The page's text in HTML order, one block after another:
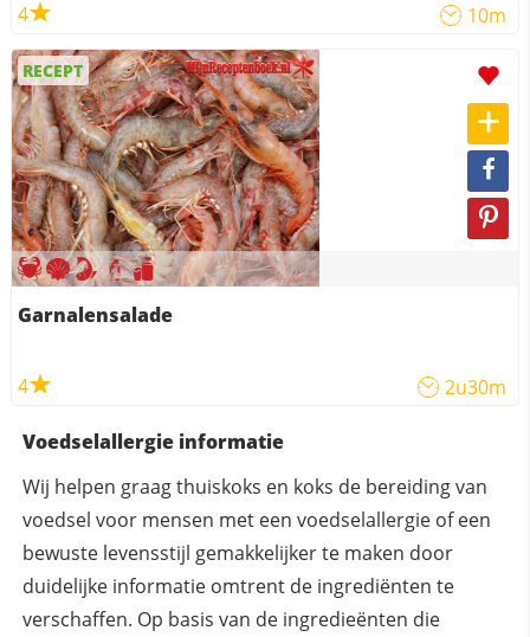
4 10m
RECEPT
Garnalensalade
4 2u30m
Voedselallergie informatie
Wij helpen graag thuiskoks en koks de bereiding van
voedsel voor mensen met een voedselallergie of een
bewuste levensstijl gemakkelijker te maken door
duidelijke informatie omtrent de ingrediënten te
verschaffen. Op basis van de ingredieënten die